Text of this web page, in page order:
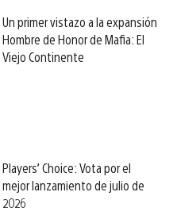
Un primer vistazo a la expansión
Hombre de Honor de Mafia: El
Viejo Continente
Players’ Choice: Vota por el
mejor lanzamiento de julio de
2026